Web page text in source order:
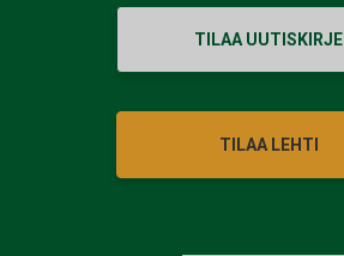
TILAA UUTISKIRJE
TILAA LEHTI